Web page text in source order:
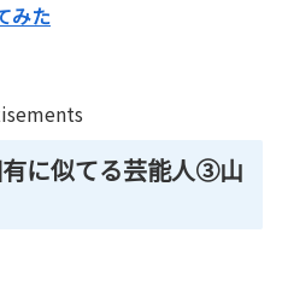
みた
に似てる芸能人③山